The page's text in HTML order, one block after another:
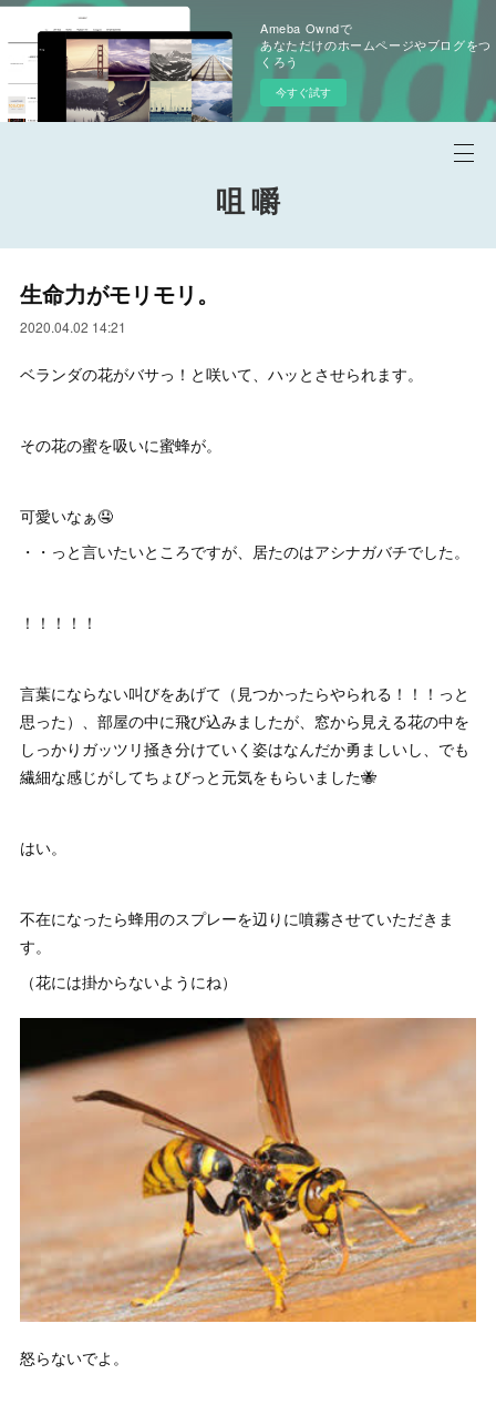
Ameba Owndで
あなただけのホームページやブログをつ
くろう
今すぐ試す
咀 嚼
生命力がモリモリ。
2020.04.02 14:21
ベランダの花がバサっ！と咲いて、ハッとさせられます。
その花の蜜を吸いに蜜蜂が。
可愛いなぁ🤤
・・っと言いたいところですが、居たのはアシナガバチでした。
！！！！！
言葉にならない叫びをあげて（見つかったらやられる！！！っと
思った）、部屋の中に飛び込みましたが、窓から見える花の中を
しっかりガッツリ掻き分けていく姿はなんだか勇ましいし、でも
繊細な感じがしてちょびっと元気をもらいました🐝
はい。
不在になったら蜂用のスプレーを辺りに噴霧させていただきま
す。
（花には掛からないようにね）
怒らないでよ。